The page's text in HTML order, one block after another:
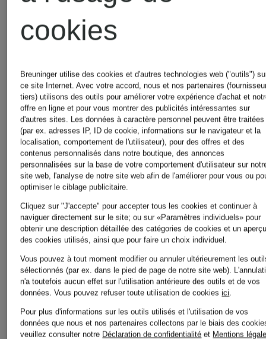
pour
Femmes
Lingerie
pour
Femmes
Pantalons
pour
Femmes
T-shirts
pour
Femmes
cookies
Breuninger utilise des cookies et d'autres technologies web ("outils")
ce site Internet. Avec votre accord, nous et nos partenaires
tiers) utilisons des outils pour améliorer votre expérience d'achat et
offre en ligne et pour vous montrer des publicités intéressantes sur
d'autres sites. Les données à caractère personnel peuvent être traitées
(par ex. adresses IP, ID de cookie, informations sur le navigateur et la
localisation, comportement de l'utilisateur), pour des offres et des
contenus personnalisés dans notre boutique, des annonces
personnalisées sur la base de votre comportement d'utilisateur sur
site web, l'analyse de notre site web afin de l'améliorer pour vous ou
optimiser le ciblage publicitaire.
Cliquez sur "J'accepte" pour accepter tous les cookies et continuer à
naviguer directement sur le site; ou sur «Paramètres individuels» pour
obtenir une description détaillée des catégories de cookies et un
des cookies utilisés, ainsi que pour faire un choix individuel.
Vous pouvez à tout moment modifier ou annuler ultérieurement les
sélectionnés (par ex. dans le pied de page de notre site web).
n'a toutefois aucun effet sur l'utilisation antérieure des outils et de vos
données.Vous pouvez refuser toute utilisation de cookiesici.
Pour plus d'informations sur les outils utilisés et l'utilisation de vos
données que nous et nos partenaires collectons par le biais des
veuillez consulter notre Déclaration de confidentialité et Mentions